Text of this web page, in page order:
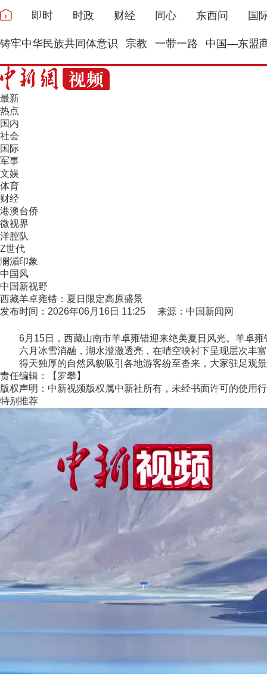
即时 时政 财经 同心 东西问 国
铸牢中华民族共同体意识 宗教 一带一路 中国—东盟
最新
热点
国内
社会
国际
军事
文娱
体育
财经
港澳台侨
微视界
洋腔队
Z世代
澜湄印象
中国风
中国新视野
西藏羊卓雍错：夏日限定高原盛景
发布时间：2026年06月16日 11:25 来源：中国新闻网
6月15日，西藏山南市羊卓雍错迎来绝美夏日风光。羊卓雍
六月冰雪消融，湖水澄澈透亮，在晴空映衬下呈现层次丰富
得天独厚的自然风貌吸引各地游客纷至沓来，大家驻足观
责任编辑：【罗攀】
版权声明：中新视频版权属中新社所有，未经书面许可的使用
特别推荐